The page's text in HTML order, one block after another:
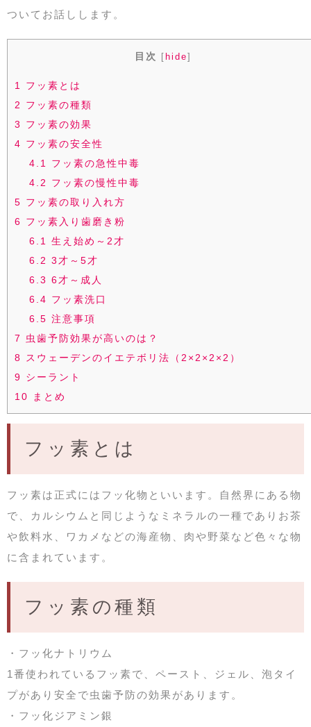
ついてお話しします。
目次 [hide]
1
フッ素とは
2
フッ素の種類
3
フッ素の効果
4 フッ素の安全性
4.1
フッ素の急性中毒
4.2
フッ素の慢性中毒
5 フッ素の取り入れ方
6 フッ素入り歯磨き粉
6.1
生え始め～2才
6.2 3才～5才
6.3 6才～成人
6.4 フッ素洗口
6.5 注意事項
7
虫歯予防効果が高いのは？
8
スウェーデンのイエテボリ法（2×2×2×2）
9 シーラント
10
まとめ
フッ素とは
フッ素は正式にはフッ化物といいます。自然界にある物
で、カルシウムと同じようなミネラルの一種でありお茶
や飲料水、ワカメなどの海産物、肉や野菜など色々な物
に含まれています。
フッ素の種類
・フッ化ナトリウム
1番使われているフッ素で、ペースト、ジェル、泡タイ
プがあり安全で虫歯予防の効果があります。
・フッ化ジアミン銀